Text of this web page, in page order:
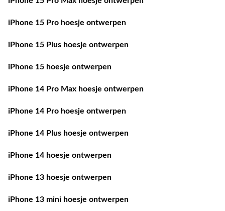
iPhone 15 Pro hoesje ontwerpen
iPhone 15 Plus hoesje ontwerpen
iPhone 15 hoesje ontwerpen
iPhone 14 Pro Max hoesje ontwerpen
iPhone 14 Pro hoesje ontwerpen
iPhone 14 Plus hoesje ontwerpen
iPhone 14 hoesje ontwerpen
iPhone 13 hoesje ontwerpen
iPhone 13 mini hoesje ontwerpen